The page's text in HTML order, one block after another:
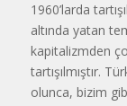
1960’larda
altında yatan
kapitalizmden
tartışılmıştır.
olunca, bizim